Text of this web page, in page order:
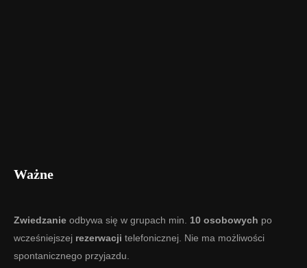
Ważne
Zwiedzanie odbywa się w grupach min. 10 osobowych po
wcześniejszej rezerwacji telefonicznej. Nie ma możliwości
spontanicznego przyjazdu.